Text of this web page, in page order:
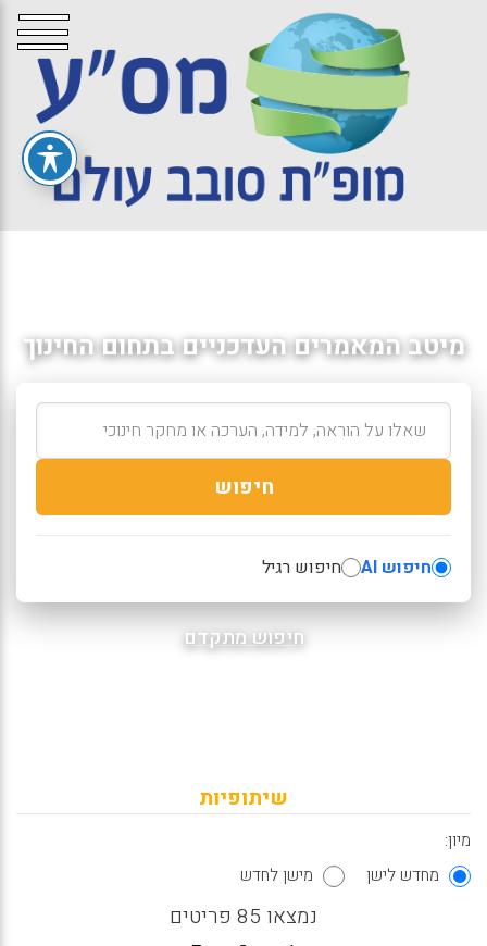
מיטב המאמרים העדכניים בתחום החינוך
חיפוש
חיפוש AI חיפוש רגיל
חיפוש מתקדם
שיתופיות
מיון:
מחדש לישן
מישן לחדש
נמצאו 85 פריטים